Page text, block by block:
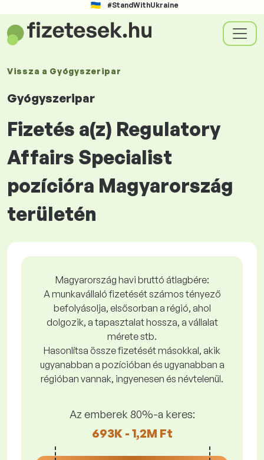
#StandWithUkraine
Vissza a Gyógyszeripar
Gyógyszeripar
Fizetés a(z) Regulatory
Affairs Specialist
pozícióra Magyarország
területén
Magyarország havi bruttó átlagbére:
A munkavállaló fizetését számos tényező
befolyásolja, elsősorban a régió, ahol
dolgozik, a tapasztalat hossza, a vállalat
mérete stb.
Hasonlítsa össze fizetését másokkal, akik
ugyanabban a pozícióban és ugyanabban a
régióban vannak, ingyenesen és névtelenül.
Az emberek 80%-a keres:
693K - 1,2M Ft